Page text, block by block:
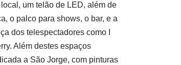
um telão de LED, além de
o palco para shows, o bar, e a
dos telespectadores como I
Além destes espaços
a São Jorge, com pinturas